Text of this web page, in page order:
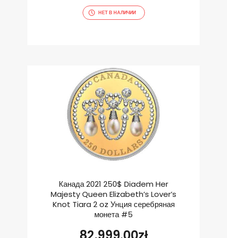
НЕТ В НАЛИЧИИ
Канада 2021 250$ Diadem Her
Majesty Queen Elizabeth’s Lover’s
Knot Tiara 2 oz Унция серебряная
монета #5